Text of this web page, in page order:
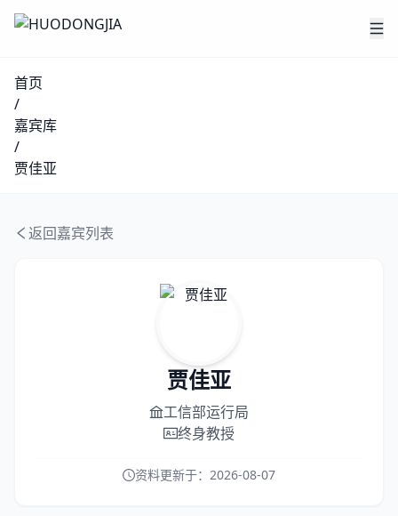
首页
/
嘉宾库
/
贾佳亚
返回嘉宾列表
贾佳亚
工信部运行局
终身教授
资料更新于： 2026-08-07